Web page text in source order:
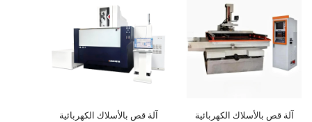
آلة قص بالأسلاك الكهربائية
آلة قص بالأسلاك الكهربائية